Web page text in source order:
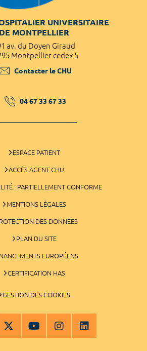
UNIVERSITAIRE
DE MONTPELLIER
av. du Doyen Giraud
Montpellier cedex 5
Contacter le CHU
04 67 33 67 33
ESPACE PATIENT
ACCÈS AGENT CHU
: PARTIELLEMENT CONFORME
MENTIONS LÉGALES
DES DONNÉES
PLAN DU SITE
EUROPÉENS
CERTIFICATION HAS
GESTION DES COOKIES